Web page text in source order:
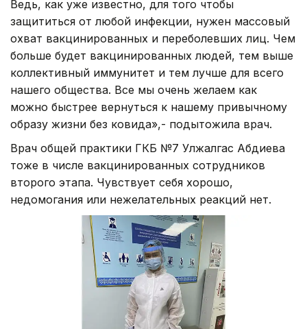
Ведь, как уже известно, для того чтобы
защититься от любой инфекции, нужен массовый
охват вакцинированных и переболевших лиц. Чем
больше будет вакцинированных людей, тем выше
коллективный иммунитет и тем лучше для всего
нашего общества. Все мы очень желаем как
можно быстрее вернуться к нашему привычному
образу жизни без ковида»,- подытожила врач.
Врач общей практики ГКБ №7 Улжалгас Абдиева
тоже в числе вакцинированных сотрудников
второго этапа. Чувствует себя хорошо,
недомогания или нежелательных реакций нет.